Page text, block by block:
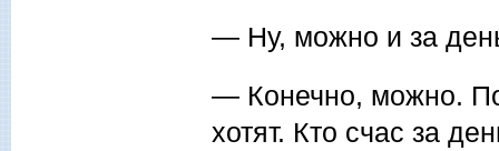
— Ну, можно и за
— Конечно, можно.
хотят. Кто счас за